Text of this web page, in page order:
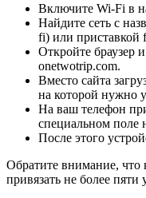
Включите Wi-Fi в
Найдите сеть с
fi) или приставкой
Откройте браузер
onetwotrip.com.
Вместо сайта
на которой нужно
На ваш телефон
специальном поле
После этого
Обратите внимание,
привязать не более пяти